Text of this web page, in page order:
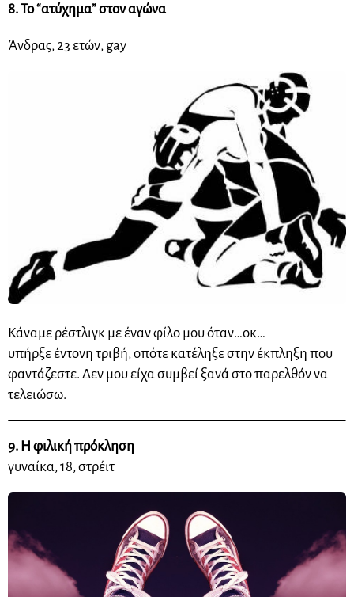
8. Το “ατύχημα” στον αγώνα
Άνδρας, 23 ετών, gay
Κάναμε ρέστλιγκ με έναν φίλο μου όταν…οκ…
υπήρξεέντονη τριβή, οπότε κατέληξε στην έκπληξη που
φαντάζεστε. Δεν μου είχα συμβεί ξανά στο παρελθόν να
τελειώσω.
9. Η φιλική πρόκληση
γυναίκα, 18, στρέιτ